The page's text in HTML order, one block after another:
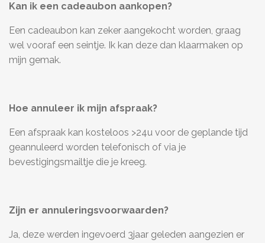
Kan ik een cadeaubon aankopen?
Een cadeaubon kan zeker aangekocht worden, graag
wel vooraf een seintje. Ik kan deze dan klaarmaken op
mijn gemak.
Hoe annuleer ik mijn afspraak?
Een afspraak kan kosteloos >24u voor de geplande tijd
geannuleerd worden telefonisch of via je
bevestigingsmailtje die je kreeg.
Zijn er annuleringsvoorwaarden?
Ja, deze werden ingevoerd 3jaar geleden aangezien er